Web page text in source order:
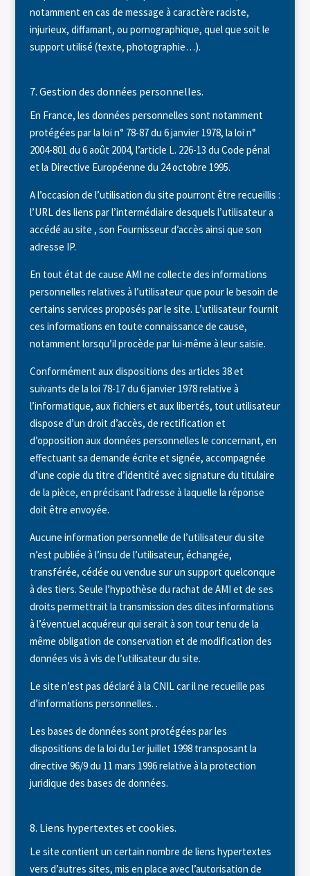
notamment en cas de message à caractère raciste,
injurieux, diffamant, ou pornographique, quel que soit le
support utilisé (texte, photographie…).
7. Gestion des données personnelles.
En France, les données personnelles sont notamment
protégées par la loi n° 78-87 du 6 janvier 1978, la loi n°
2004-801 du 6 août 2004, l’article L. 226-13 du Code pénal
et la Directive Européenne du 24 octobre 1995.
A l’occasion de l’utilisation du site pourront être recueillis :
l’URL des liens par l’intermédiaire desquels l’utilisateur a
accédé au site , son Fournisseur d’accès ainsi que son
adresse IP.
En tout état de cause AMI ne collecte des informations
personnelles relatives à l’utilisateur que pour le besoin de
certains services proposés par le site. L’utilisateur fournit
ces informations en toute connaissance de cause,
notamment lorsqu’il procède par lui-même à leur saisie.
Conformément aux dispositions des articles 38 et
suivants de la loi 78-17 du 6 janvier 1978 relative à
l’informatique, aux fichiers et aux libertés, tout utilisateur
dispose d’un droit d’accès, de rectification et
d’opposition aux données personnelles le concernant, en
effectuant sa demande écrite et signée, accompagnée
d’une copie du titre d’identité avec signature du titulaire
de la pièce, en précisant l’adresse à laquelle la réponse
doit être envoyée.
Aucune information personnelle de l’utilisateur du site
n’est publiée à l’insu de l’utilisateur, échangée,
transférée, cédée ou vendue sur un support quelconque
à des tiers. Seule l’hypothèse du rachat de AMI et de ses
droits permettrait la transmission des dites informations
à l’éventuel acquéreur qui serait à son tour tenu de la
même obligation de conservation et de modification des
données vis à vis de l’utilisateur du site.
Le site n’est pas déclaré à la CNIL car il ne recueille pas
d’informations personnelles. .
Les bases de données sont protégées par les
dispositions de la loi du 1er juillet 1998 transposant la
directive 96/9 du 11 mars 1996 relative à la protection
juridique des bases de données.
8. Liens hypertextes et cookies.
Le site contient un certain nombre de liens hypertextes
vers d’autres sites, mis en place avec l’autorisation de